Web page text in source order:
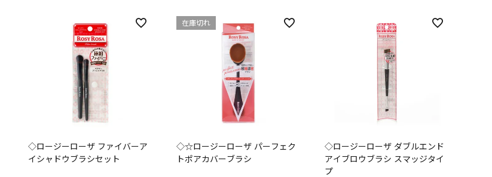
◇ロージーローザ ファイバーア
イシャドウブラシセット
◇☆ロージーローザ パーフェク
トポアカバーブラシ
在庫切れ
◇ロージーローザ ダブルエンド
アイブロウブラシ スマッジタイ
プ